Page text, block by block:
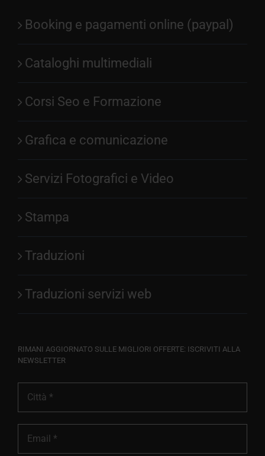
Booking e pagamenti online (paypal)
Cataloghi multimediali
Corsi Seo e Formazione
Grafica e comunicazione
Servizi Fotografici e Video
Stampa
Traduzioni
Traduzioni servizi web
RIMANI AGGIORNATO SULLE MIGLIORI OFFERTE: ISCRIVITI ALLA
NEWSLETTER